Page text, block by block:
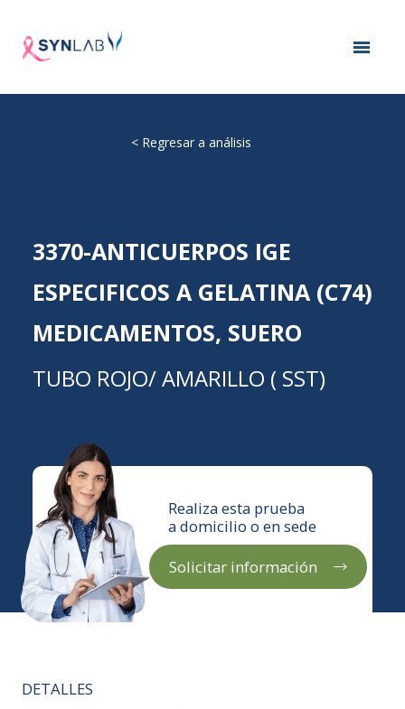
< Regresar a análisis
3370-ANTICUERPOS IGE
ESPECIFICOS A GELATINA (C74)
MEDICAMENTOS, SUERO
TUBO ROJO/ AMARILLO ( SST)
Realiza esta prueba
a domicilio o en sede
Solicitar información
DETALLES